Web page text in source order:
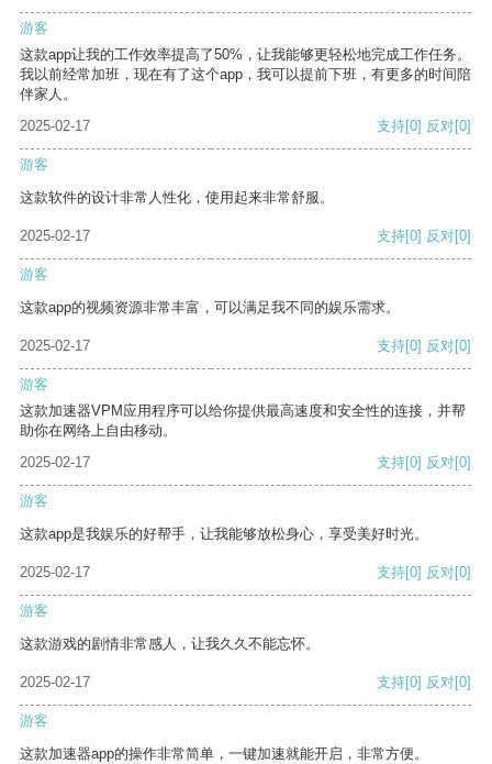
游客
这款app让我的工作效率提高了50%，让我能够更轻松地完成工作任务。
我以前经常加班，现在有了这个app，我可以提前下班，有更多的时间陪
伴家人。
2025-02-17
支持[0] 反对[0]
游客
这款软件的设计非常人性化，使用起来非常舒服。
2025-02-17 支持[0] 反对[0]
游客
这款app的视频资源非常丰富，可以满足我不同的娱乐需求。
2025-02-17 支持[0] 反对[0]
游客
这款加速器VPM应用程序可以给你提供最高速度和安全性的连接，并帮
助你在网络上自由移动。
2025-02-17
支持[0] 反对[0]
游客
这款app是我娱乐的好帮手，让我能够放松身心，享受美好时光。
2025-02-17 支持[0] 反对[0]
游客
这款游戏的剧情非常感人，让我久久不能忘怀。
2025-02-17 支持[0] 反对[0]
游客
这款加速器app的操作非常简单，一键加速就能开启，非常方便。